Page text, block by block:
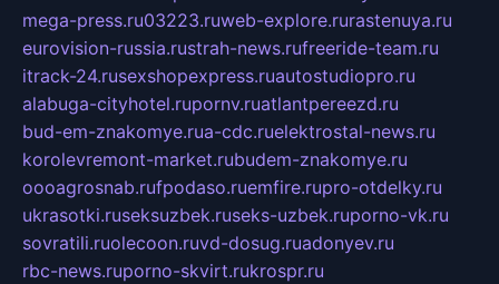
mega-press.ru03223.ruweb-explore.rurastenuya.ru
eurovision-russia.rustrah-news.rufreeride-team.ru
itrack-24.rusexshopexpress.ruautostudiopro.ru
alabuga-cityhotel.rupornv.ruatlantpereezd.ru
bud-em-znakomye.rua-cdc.ruelektrostal-news.ru
korolevremont-market.rubudem-znakomye.ru
oooagrosnab.rufpodaso.ruemfire.rupro-otdelky.ru
ukrasotki.ruseksuzbek.ruseks-uzbek.ruporno-vk.ru
sovratili.ruolecoon.ruvd-dosug.ruadonyev.ru
rbc-news.ruporno-skvirt.rukrospr.ru